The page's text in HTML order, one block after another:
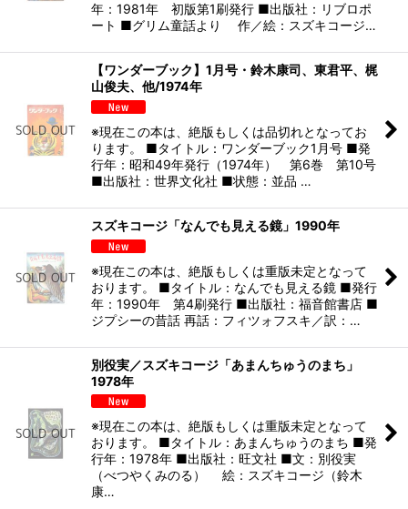
年：1981年 初版第1刷発行 ■出版社：リブロポ
ート ■グリム童話より 作／絵：スズキコージ…
【ワンダーブック】1月号・鈴木康司、東君平、梶
山俊夫、他/1974年
※現在この本は、絶版もしくは品切れとなってお
ります。 ■タイトル：ワンダーブック1月号 ■発
行年：昭和49年発行（1974年） 第6巻 第10号
■出版社：世界文化社 ■状態：並品 …
スズキコージ「なんでも見える鏡」1990年
※現在この本は、絶版もしくは重版未定となって
おります。 ■タイトル：なんでも見える鏡 ■発行
年：1990年 第4刷発行 ■出版社：福音館書店 ■
ジプシーの昔話 再話：フィツォフスキ／訳：…
別役実／スズキコージ「あまんちゅうのまち」
1978年
※現在この本は、絶版もしくは重版未定となって
おります。 ■タイトル：あまんちゅうのまち ■発
行年：1978年 ■出版社：旺文社 ■文：別役実
（べつやくみのる） 絵：スズキコージ（鈴木
康…